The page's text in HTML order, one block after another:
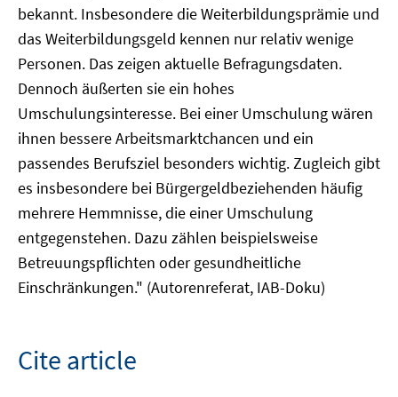
bekannt. Insbesondere die Weiterbildungsprämie und
das Weiterbildungsgeld kennen nur relativ wenige
Personen. Das zeigen aktuelle Befragungsdaten.
Dennoch äußerten sie ein hohes
Umschulungsinteresse. Bei einer Umschulung wären
ihnen bessere Arbeitsmarktchancen und ein
passendes Berufsziel besonders wichtig. Zugleich gibt
es insbesondere bei Bürgergeldbeziehenden häufig
mehrere Hemmnisse, die einer Umschulung
entgegenstehen. Dazu zählen beispielsweise
Betreuungspflichten oder gesundheitliche
Einschränkungen." (Autorenreferat, IAB-Doku)
Cite article